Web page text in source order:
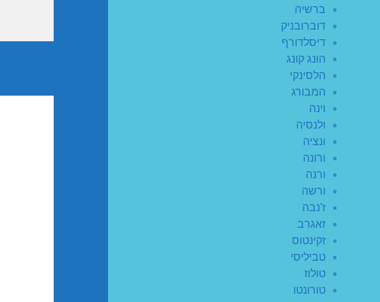
ברשיה
דוברובניק
דיסלדורף
הונג קונג
הלסינקי
המבורג
וינה
ולנסיה
ונציה
ורונה
ורנה
ורשה
ז'נבה
זאגרב
זקינטוס
טביליסי
טולוז
טורונטו